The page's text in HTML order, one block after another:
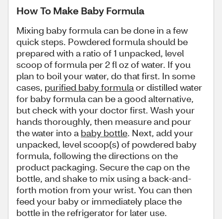
How To Make Baby Formula
Mixing baby formula can be done in a few
quick steps. Powdered formula should be
prepared with a ratio of 1 unpacked, level
scoop of formula per 2 fl oz of water. If you
plan to boil your water, do that first. In some
cases, purified baby formulaor distilled water
for baby formula can be a good alternative,
but check with your doctor first. Wash your
hands thoroughly, then measure and pour
the water into a baby bottle. Next, add your
unpacked, level scoop(s) of powdered baby
formula, following the directions on the
product packaging. Secure the cap on the
bottle, and shake to mix using a back-and-
forth motion from your wrist. You can then
feed your baby or immediately place the
bottle in the refrigerator for later use.